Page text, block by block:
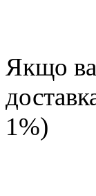
Якщо
1%)